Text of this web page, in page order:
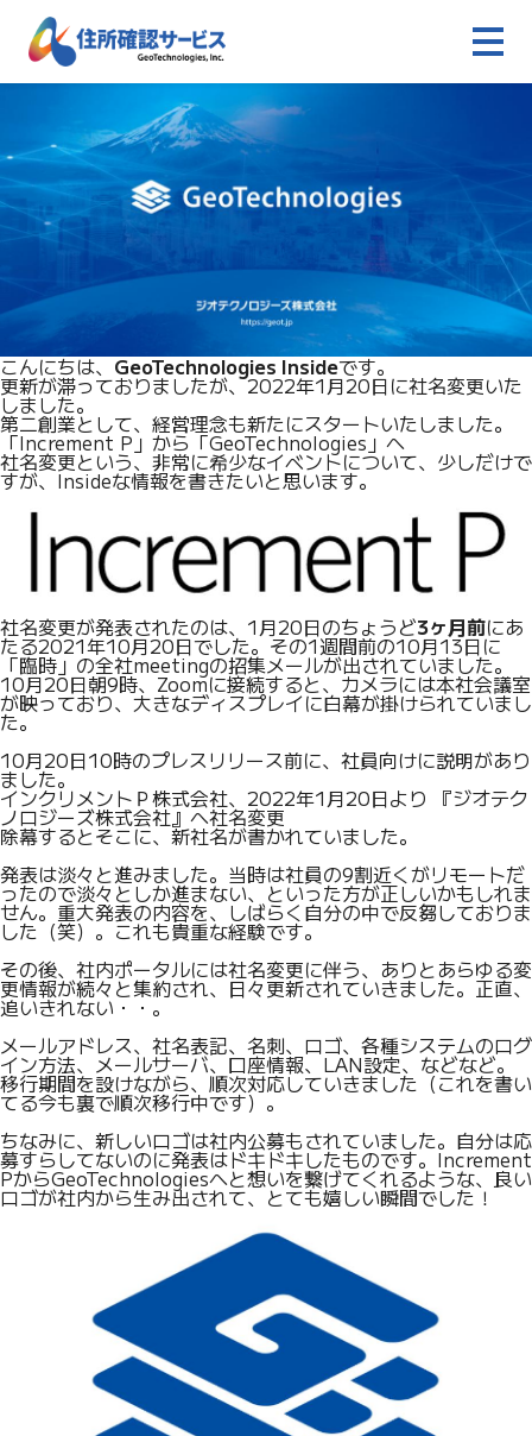
こんにちは、GeoTechnologies Insideです。
更新が滞っておりましたが、2022年1月20日に社名変更いた
しました。
第二創業として、経営理念も新たにスタートいたしました。
「Increment P」から「GeoTechnologies」へ
社名変更という、非常に希少なイベントについて、少しだけで
すが、Insideな情報を書きたいと思います。
社名変更が発表されたのは、1月20日のちょうど3ヶ月前にあ
たる2021年10月20日でした。その1週間前の10月13日に
「臨時」の全社meetingの招集メールが出されていました。
10月20日朝9時、Zoomに接続すると、カメラには本社会議室
が映っており、大きなディスプレイに白幕が掛けられていまし
た。
10月20日10時のプレスリリース前に、社員向けに説明があり
ました。
インクリメントＰ株式会社、2022年1月20日より 『ジオテク
ノロジーズ株式会社』へ社名変更
除幕するとそこに、新社名が書かれていました。
発表は淡々と進みました。当時は社員の9割近くがリモートだ
ったので淡々としか進まない、といった方が正しいかもしれま
せん。重大発表の内容を、しばらく自分の中で反芻しておりま
した（笑）。これも貴重な経験です。
その後、社内ポータルには社名変更に伴う、ありとあらゆる変
更情報が続々と集約され、日々更新されていきました。正直、
追いきれない・・。
メールアドレス、社名表記、名刺、ロゴ、各種システムのログ
イン方法、メールサーバ、口座情報、LAN設定、などなど。
移行期間を設けながら、順次対応していきました（これを書い
てる今も裏で順次移行中です）。
ちなみに、新しいロゴは社内公募もされていました。自分は応
募すらしてないのに発表はドキドキしたものです。Increment
PからGeoTechnologiesへと想いを繋げてくれるような、良い
ロゴが社内から生み出されて、とても嬉しい瞬間でした！